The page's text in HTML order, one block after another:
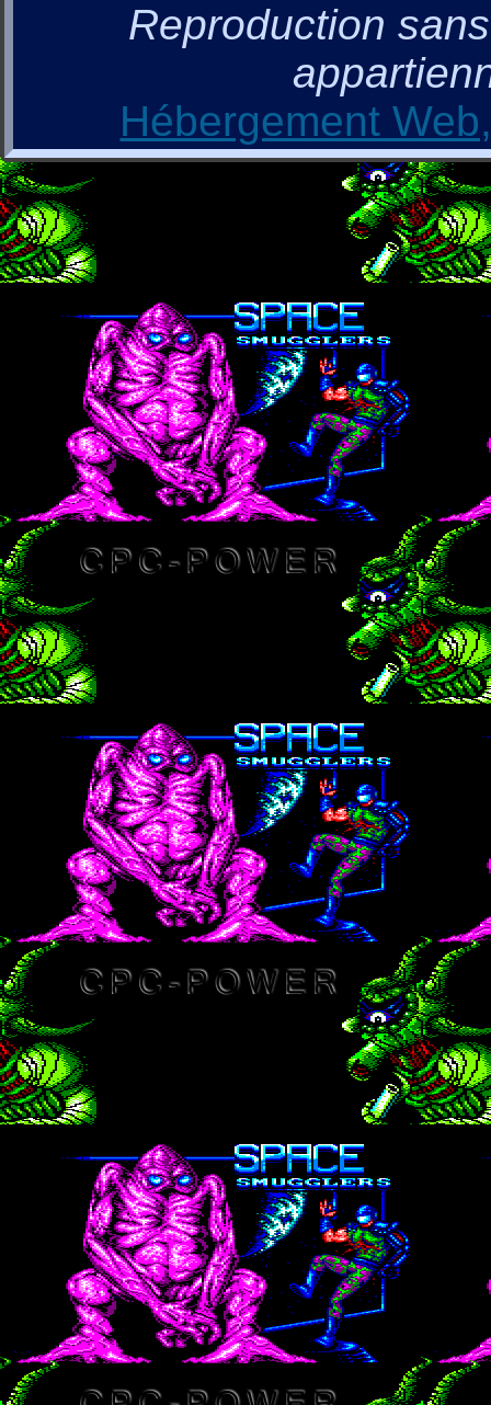
Reproduction
Hébergement